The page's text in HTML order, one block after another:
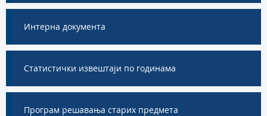
Интерна документа
Статистички извештаји по годинама
Програм решавања старих предмета